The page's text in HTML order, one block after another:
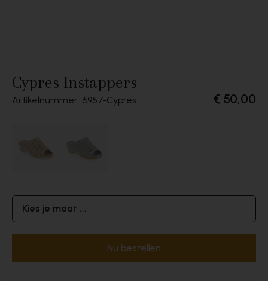
Cypres Instappers
Artikelnummer: 6957 Cypres € 50,00
Kies je maat ...
Nu bestellen